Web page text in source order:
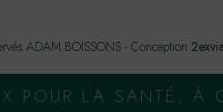
ADAM BOISSONS - Conception 2exvia
POUR LA SANTÉ, À